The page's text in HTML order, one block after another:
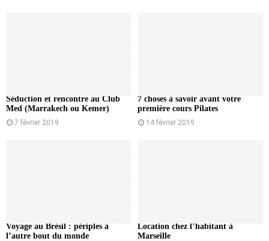
Séduction et rencontre au Club
Med (Marrakech ou Kemer)
7 février 2019
7 choses à savoir avant votre
première cours Pilates
14 février 2019
Voyage au Brésil : périples à
l’autre bout du monde
Location chez l’habitant à
Marseille